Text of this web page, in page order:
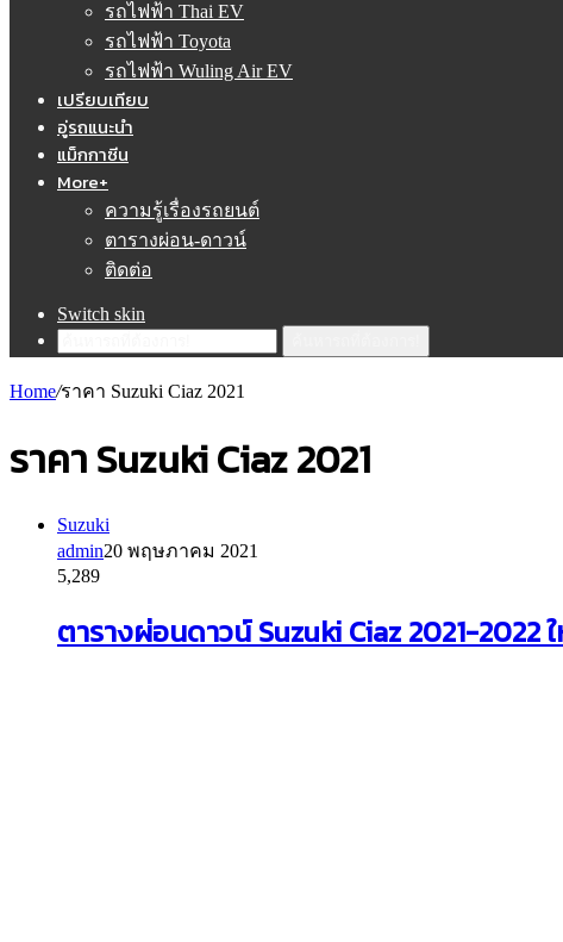
รถไฟฟ้า Thai EV
รถไฟฟ้า Toyota
รถไฟฟ้า Wuling Air EV
เปรียบเทียบ
อู่รถแนะนำ
แม็กกาซีน
More+
ความรู้เรื่องรถยนต์
ตารางผ่อน-ดาวน์
ติดต่อ
Switch skin
Home/ราคา Suzuki Ciaz 2021
ราคา Suzuki Ciaz 2021
Suzuki
admin20 พฤษภาคม 2021
5,289
ตารางผ่อนดาวน์ Suzuki Ciaz 2021-